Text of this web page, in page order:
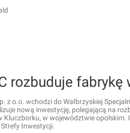
rozbuduje
z o.o. wchodzi do Wałbrzyskiej
nową inwestycję, polegającą na
Kluczborku, w województwie opolskim.
Inwestycji.